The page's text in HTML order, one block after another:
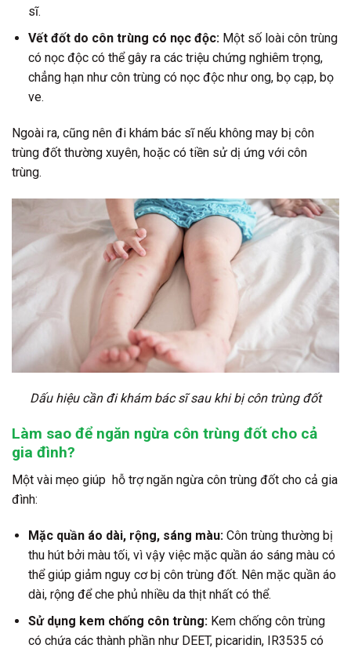
sĩ.
Vết đốt do côn trùng có nọc độc:Một số loài côn trùng
có nọc độc có thể gây ra các triệu chứng nghiêm trọng,
chẳng hạn như côn trùng có nọc độc như ong, bọ cạp, bọ
ve.
Ngoài ra, cũng nên đi khám bác sĩ nếu không may bị côn
trùng đốt thường xuyên, hoặc có tiền sử dị ứng với côn
trùng.
Dấu hiệu cần đi khám bác sĩ sau khi bị côn trùng đốt
Làm sao để ngăn ngừa côn trùng đốt cho cả
gia đình?
Một vài mẹo giúp hỗ trợ ngăn ngừa côn trùng đốt cho cả gia
đình:
Mặc quần áo dài, rộng, sáng màu:Côn trùng thường bị
thu hút bởi màu tối, vì vậy việc mặc quần áo sáng màu có
thể giúp giảm nguy cơ bị côn trùng đốt. Nên mặc quần áo
dài, rộng để che phủ nhiều da thịt nhất có thể.
Sử dụng kem chống côn trùng:Kem chống côn trùng
có chứa các thành phần như DEET, picaridin, IR3535 có